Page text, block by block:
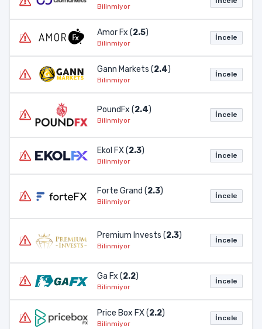
Bilinmiyor
Amor Fx (2.5)
Bilinmiyor
İncele
Gann Markets (2.4)
Bilinmiyor
İncele
PoundFx (2.4)
Bilinmiyor
İncele
Ekol FX (2.3)
Bilinmiyor
İncele
Forte Grand (2.3)
Bilinmiyor
İncele
Premium Invests (2.3)
Bilinmiyor
İncele
Ga Fx (2.2)
Bilinmiyor
İncele
Price Box FX (2.2)
Bilinmiyor
İncele